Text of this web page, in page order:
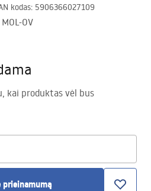
kodas: 5906366027109
OV
kai produktas vėl bus
prieinamumą